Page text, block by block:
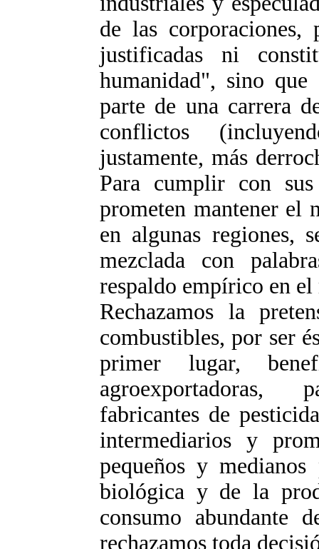
de las corporaciones,
justificadas ni
humanidad", sino que
parte de una carrera
conflictos
justamente, más
Para cumplir con
prometen mantener el
en algunas regiones,
mezclada con
respaldo empírico en
Rechazamos la
combustibles, por ser
primer lugar,
agroexportadoras,
fabricantes de
intermediarios y
pequeños y
biológica y de la
consumo abundante
rechazamos toda